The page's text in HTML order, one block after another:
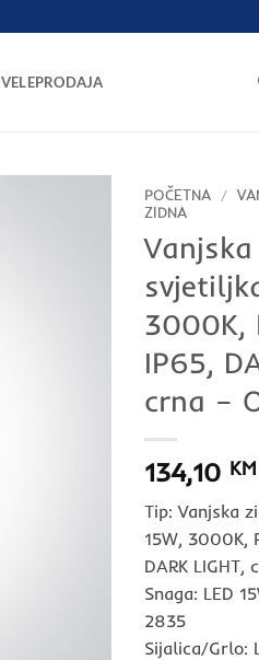
VELEPRODAJA
POČETNA /
ZIDNA
3000K,
IP65,
crna –
134,10 KM
Tip: Vanjska
15W, 3000K,
DARK LIGHT,
Snaga: LED
2835
Sijalica/Grlo: